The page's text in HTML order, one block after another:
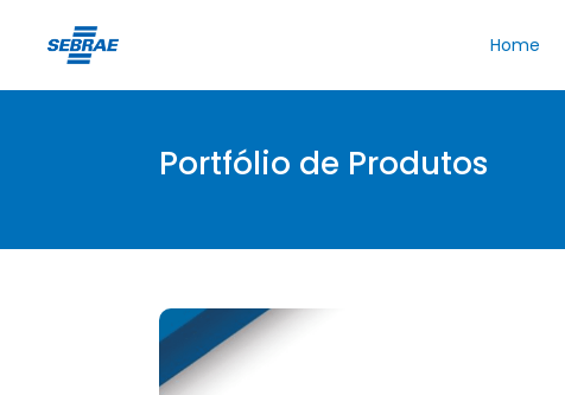
Home
Portfólio de Produtos